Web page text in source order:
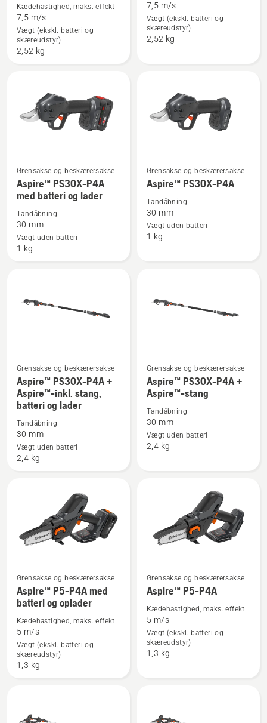
om
Aspire™
P8X-
P4A
batteri
Kædehastighed, maks. effekt
7,5 m/s
Vægt (ekskl. batteri og
skæreudstyr)
2,52 kg
om
Aspire™
P8X-
7,5 m/s
Vægt (ekskl. batteri og
skæreudstyr)
2,52 kg
Se
flere
detaljer
om
Aspire™
PS30X-
Grensakse og beskærersakse
Aspire™ PS30X-P4A
med batteri og lader
Tandåbning
30 mm
Vægt uden batteri
1 kg
Se
flere
detaljer
om
Aspire™
PS30X-
Grensakse og beskærersakse
Aspire™ PS30X-P4A
Tandåbning
30 mm
Vægt uden batteri
1 kg
Se
flere
detaljer
om
Aspire™
PS30X-
P4A
batteri
Grensakse og beskærersakse
Aspire™ PS30X-P4A +
Aspire™-inkl. stang,
batteri og lader
Tandåbning
30 mm
Vægt uden batteri
2,4 kg
Se
flere
detaljer
om
Aspire™
PS30X-
Grensakse og beskærersakse
Aspire™ PS30X-P4A +
Aspire™-stang
Tandåbning
30 mm
Vægt uden batteri
2,4 kg
flere
om
Aspire™
P5-
P4A
Grensakse og beskærersakse
Aspire™ P5-P4A med
batteri og oplader
Kædehastighed, maks. effekt
5 m/s
Vægt (ekskl. batteri og
skæreudstyr)
1,3 kg
detaljer
om
Aspire™
P5-
Grensakse og beskærersakse
Aspire™ P5-P4A
Kædehastighed, maks. effekt
5 m/s
Vægt (ekskl. batteri og
skæreudstyr)
1,3 kg